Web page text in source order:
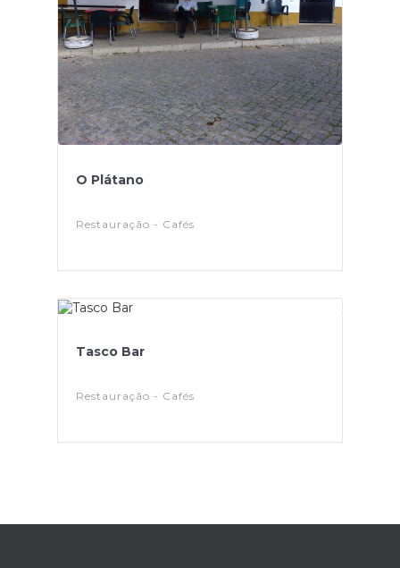
O Plátano
Restauração - Cafés
Tasco Bar
Restauração - Cafés